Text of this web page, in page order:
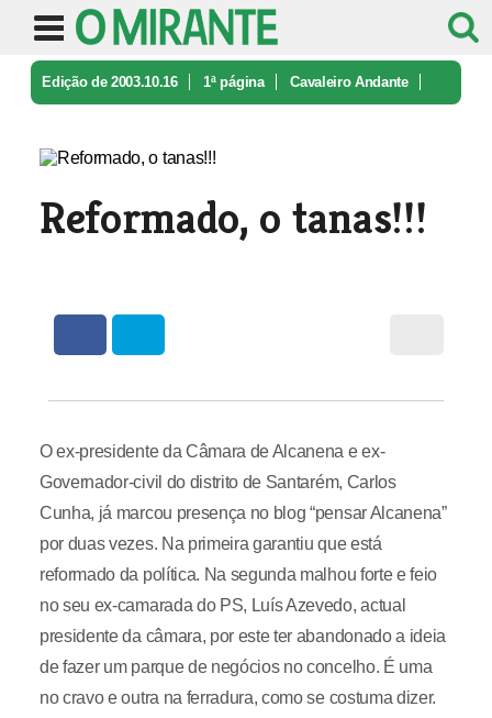
Edição de 2003.10.16 1ª página Cavaleiro Andante
Reformado, o tanas!!!
O ex-presidente da Câmara de Alcanena e ex-
Governador-civil do distrito de Santarém, Carlos
Cunha, já marcou presença no blog “pensar Alcanena”
por duas vezes. Na primeira garantiu que está
reformado da política. Na segunda malhou forte e feio
no seu ex-camarada do PS, Luís Azevedo, actual
presidente da câmara, por este ter abandonado a ideia
de fazer um parque de negócios no concelho. É uma
no cravo e outra na ferradura, como se costuma dizer.